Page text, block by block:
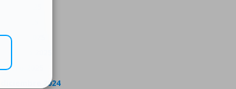
marzo 2025
enero 2025
diciembre 2024